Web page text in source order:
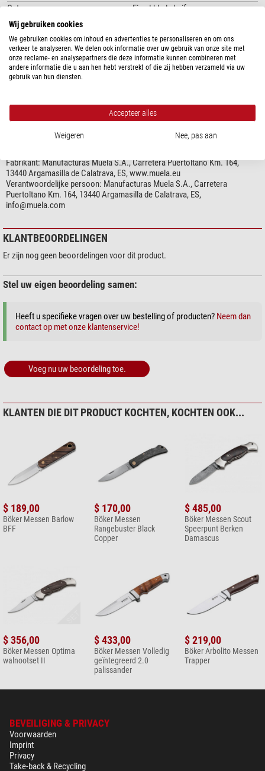
Ontwerp
Fixed-blade knife
Blade length (cm)
Dikte van het blad (mm)
4,5
Blade material
4116
Blade colour
zilver
Materiaal handvat
Diversen (Micarta)
ja
Gereedschappen
Blade van roestvrij staal
ja
Damast mes
nee
Materiaal handvat
ja
Drijvend
Riemklem
nee
Veiligheidsriem
Strap cutter
nee
Noodzaak vereist in D
nee
Jacht
ja
Angling
ja
Camping
ja
Budget
ja
Algemeen
Kleur
Lengte (cm)
toon meer...
PRODUCTVEILIGHEID
Fabrikant:Manufacturas Muela S.A., Carretera Puertoltano Km. 164,
13440 Argamasilla de Calatrava, ES, www.muela.eu
Verantwoordelijke persoon: Manufacturas Muela S.A., Carretera
Puertoltano Km. 164, 13440 Argamasilla de Calatrava, ES,
info@muela.com
KLANTBEOORDELINGEN
Er zijn nog geen beoordelingen voor dit product.
Stel uw eigen beoordeling samen:
Heeft u specifieke vragen over uw bestelling of producten? Neem dan
contact op met onze klantenservice!
Voeg nu uw beoordeling toe.
KLANTEN DIE DIT PRODUCT KOCHTEN, KOCHTEN OOK...
$ 189,00
Böker Messen Barlow
BFF
$ 170,00
Böker Messen
Rangebuster Black
Copper
$ 485,00
Böker Messen Scout
Speerpunt Berken
Damascus
$ 356,00
Böker Messen Optima
walnootset II
$ 433,00
Böker Messen Volledig
geïntegreerd 2.0
palissander
$ 219,00
Böker Arbolito Messen
Trapper
BEVEILIGING & PRIVACY
Voorwaarden
Imprint
Privacy
Take-back & Recycling
Wij gebruiken cookies
We gebruiken cookies om inhoud en advertenties te personaliseren en om ons
verkeer te analyseren. We delen ook informatie over uw gebruik van onze site met
onze reclame- en analysepartners die deze informatie kunnen combineren met
andere informatie die u aan hen hebt verstrekt of die zij hebben verzameld via uw
gebruik van hun diensten.
Accepteer alles
Weigeren Nee, pas aan